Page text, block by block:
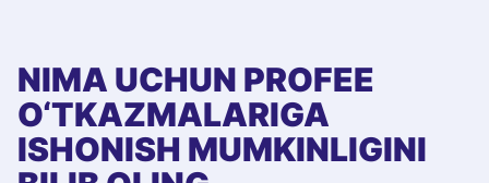
NIMA UCHUN PROFEE
O‘TKAZMALARIGA
ISHONISH MUMKINLIGINI